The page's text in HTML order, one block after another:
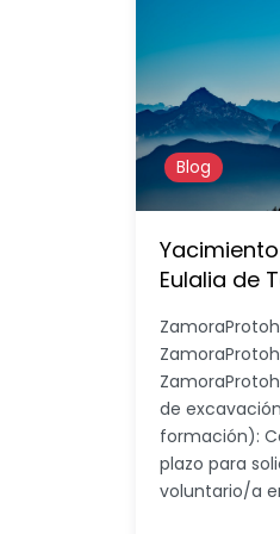
Blog
Eulalia de
de
formación):
plazo para
voluntario/a